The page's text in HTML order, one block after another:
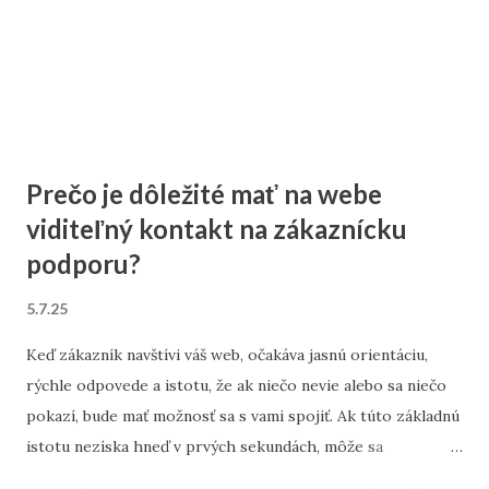
Prečo je dôležité mať na webe
viditeľný kontakt na zákaznícku
podporu?
5.7.25
Keď zákazník navštívi váš web, očakáva jasnú orientáciu,
rýchle odpovede a istotu, že ak niečo nevie alebo sa niečo
pokazí, bude mať možnosť sa s vami spojiť. Ak túto základnú
istotu nezíska hneď v prvých sekundách, môže sa